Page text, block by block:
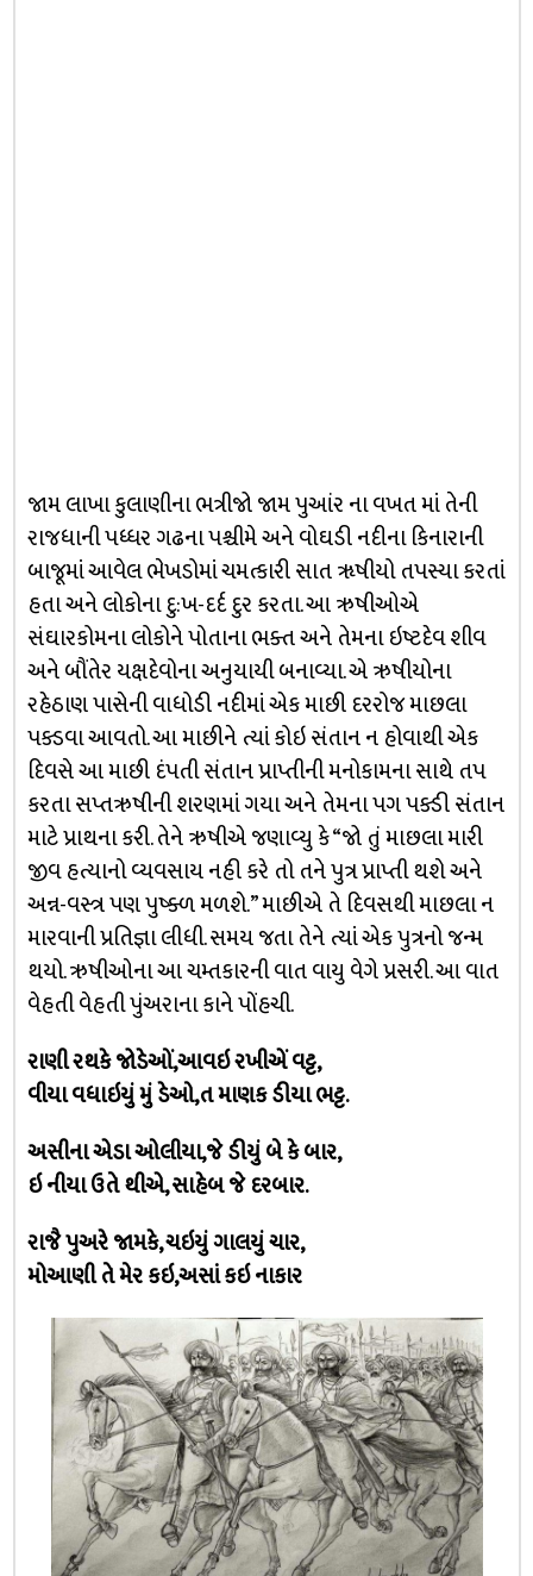
જામ લાખા કુલાણીના ભત્રીજો જામ પુઆંર ના વખત માં તેની
રાજધાની પધ્ધર ગઢના પશ્ચીમે અને વોઘડી નદીના કિનારાની
બાજૂમાં આવેલ ભેખડોમાં ચમત્કારી સાત ૠષીયો તપસ્યા કરતાં
હતા અને લોકોના દુ:ખ-દર્દ દુર કરતા. આ ઋષીઓએ
સંઘારકોમના લોકોને પોતાના ભક્ત અને તેમના ઇષ્ટદેવ શીવ
અને બૌંતેર યક્ષદેવોના અનુયાયી બનાવ્યા. એ ઋષીયોના
રહેઠાણ પાસેની વાધોડી નદીમાં એક માછી દરરોજ માછલા
પક્ડવા આવતો. આ માછીને ત્યાં કોઇ સંતાન ન હોવાથી એક
દિવસે આ માછી દંપતી સંતાન પ્રાપ્તીની મનોકામના સાથે તપ
કરતા સપ્તઋષીની શરણમાં ગયા અને તેમના પગ પક્ડી સંતાન
માટે પ્રાથના કરી. તેને ઋષીએ જણાવ્યુ કે “જો તું માછલા મારી
જીવ હત્યાનો વ્યવસાય નહી કરે તો તને પુત્ર પ્રાપ્તી થશે અને
અન્ન-વસ્ત્ર પણ પુષ્ક્ળ મળશે.” માછીએ તે દિવસથી માછલા ન
મારવાની પ્રતિજ્ઞા લીધી. સમય જતા તેને ત્યાં એક પુત્રનો જન્મ
થયો. ઋષીઓના આ ચમ્તકારની વાત વાયુ વેગે પ્રસરી. આ વાત
વેહતી વેહતી પુંઅરાના કાને પોંહચી.
રાણી રથકે જોડેઓં,આવઇ રખીએં વટ્ટ,
વીયા વધાઇયું મું ડેઓ,ત માણક ડીયા ભટ્ટ.
અસીના એડા ઓલીયા,જે ડીયું બે કે બાર,
ઇ નીયા ઉતે થીએ, સાહેબ જે દરબાર.
રાજૈ પુઅરે જામકે, ચઇયું ગાલયું ચાર,
મોઆણી તે મેર કઇ,અસાં કઇ નાકાર